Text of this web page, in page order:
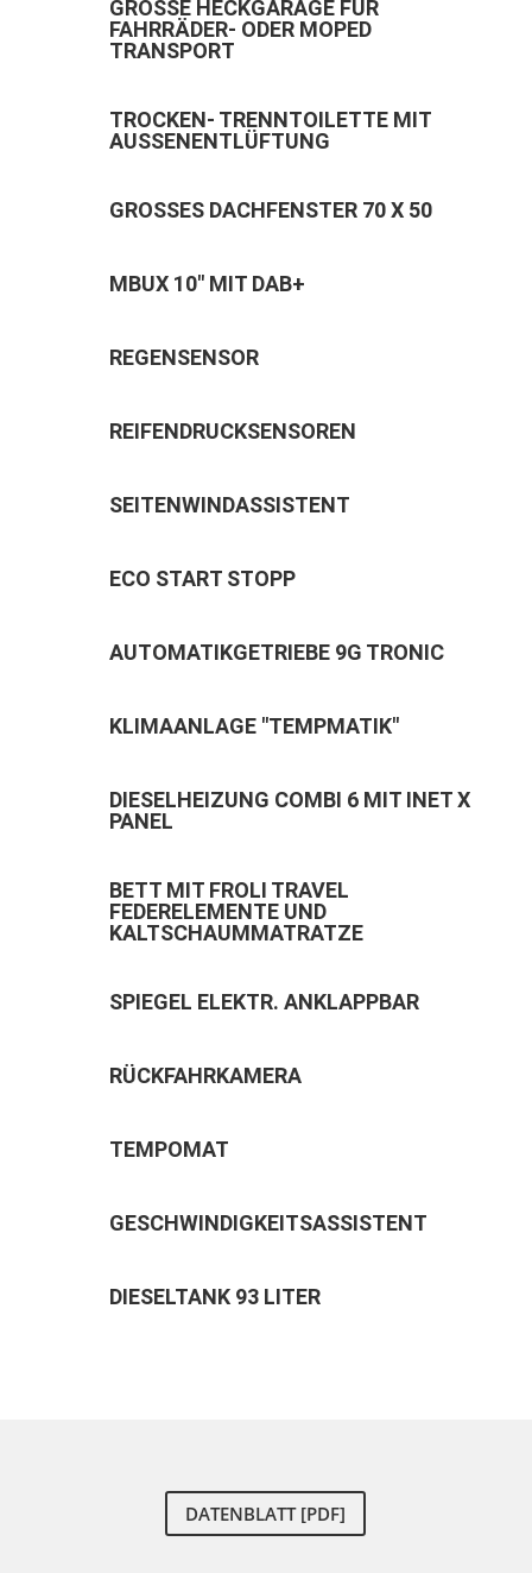
GROSSE HECKGARAGE FÜR F
AHRRÄDER- ODER MOPED T
RANSPORT
TROCKEN- TRENNTOILETTE MIT
AUSSENENTLÜFTUNG
GROSSES DACHFENSTER 70 X 50
MBUX 10" MIT DAB+
REGENSENSOR
REIFENDRUCKSENSOREN
SEITENWINDASSISTENT
ECO START STOPP
AUTOMATIKGETRIEBE 9G TRONIC
KLIMAANLAGE "TEMPMATIK"
DIESELHEIZUNG COMBI 6 MIT INET X
PANEL
BETT MIT FROLI TRAVEL
FEDERELEMENTE UND
KALTSCHAUMMATRATZE
SPIEGEL ELEKTR. ANKLAPPBAR
RÜCKFAHRKAMERA
TEMPOMAT
GESCHWINDIGKEITSASSISTENT
DIESELTANK 93 LITER
DATENBLATT [PDF]